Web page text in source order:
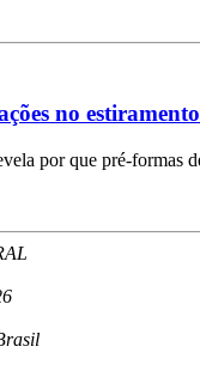
no
por que pré-formas